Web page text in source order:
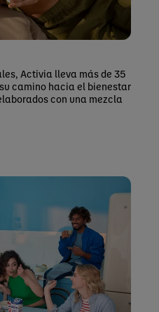
Activia lleva más de 35
camino hacia el bienestar
con una mezcla